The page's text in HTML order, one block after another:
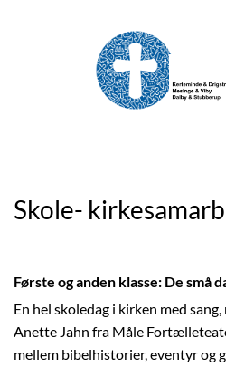
Skole-
Første og anden klasse: De små
En hel skoledag i kirken med
Anette Jahn fra Måle
mellem bibelhistorier, eventyr og